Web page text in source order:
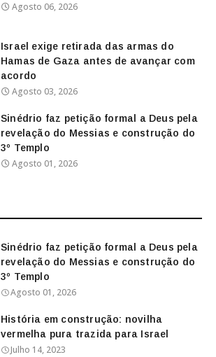
Agosto 06, 2026
Israel exige retirada das armas do
Hamas de Gaza antes de avançar com
acordo
Agosto 03, 2026
Sinédrio faz petição formal a Deus pela
revelação do Messias e construção do
3º Templo
Agosto 01, 2026
Sinédrio faz petição formal a Deus pela
revelação do Messias e construção do
3º Templo
Agosto 01, 2026
História em construção: novilha
vermelha pura trazida para Israel
Julho 14, 2023